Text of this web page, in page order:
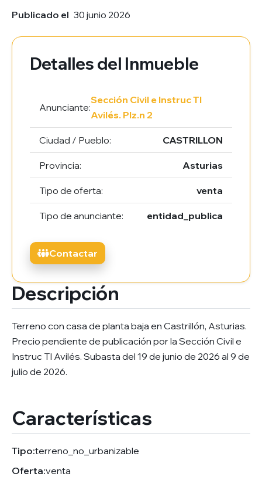
Publicado el 30 junio 2026
Descripción
Terreno con casa de planta baja en Castrillón, Asturias.
Precio pendiente de publicación por la Sección Civil e
Instruc TI Avilés. Subasta del 19 de junio de 2026 al 9 de
julio de 2026.
Características
Tipo:terreno_no_urbanizable
Oferta:venta
Detalles del Inmueble
Anunciante:
Sección Civil e Instruc TI
Avilés. Plz.n 2
Ciudad / Pueblo: CASTRILLON
Provincia: Asturias
Tipo de oferta: venta
Tipo de anunciante: entidad_publica
Contactar